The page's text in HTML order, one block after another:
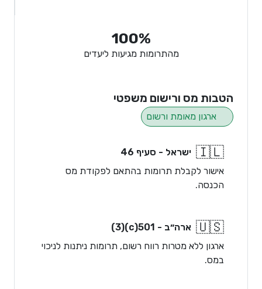
100%
מהתרומות מגיעות ליעדים
הטבות מס ורישום משפטי
ארגון מאומת ורשום
🇮🇱 ישראל - סעיף 46
אישור לקבלת תרומות בהתאם לפקודת מס
הכנסה.
🇺🇸 ארה״ב - 501(c)(3)
ארגון ללא מטרות רווח רשום, תרומות ניתנות לניכוי
במס.